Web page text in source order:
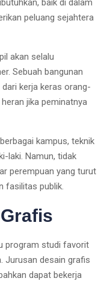
baik di dalam
peluang sejahtera
akan selalu
Sebuah bangunan
kerja keras orang-
jika peminatnya
kampus, teknik
laki. Namun, tidak
perempuan yang turut
fasilitas publik.
program studi favorit
Jurusan desain grafis
dapat bekerja